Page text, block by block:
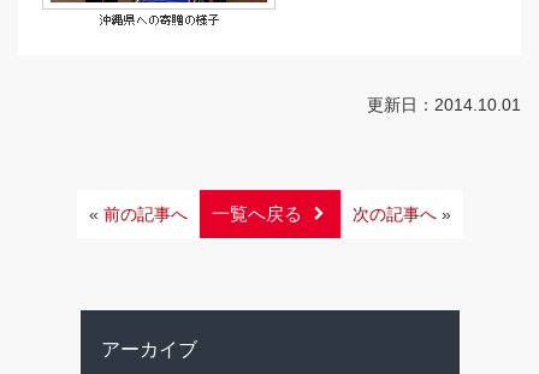
更新日：2014.10.01
« 前の記事へ 一覧へ戻る 次の記事へ »
アーカイブ